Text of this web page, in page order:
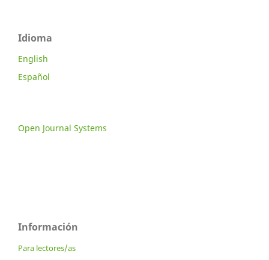
Idioma
English
Español
Open Journal Systems
Información
Para lectores/as